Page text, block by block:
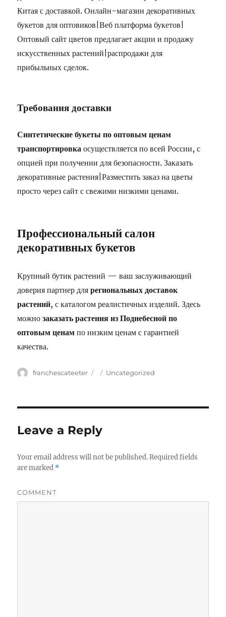
Китая с доставкой. Онлайн-магазин декоративных
букетов для оптовиков|Веб платформа букетов|
Оптовый сайт цветов предлагает акции и продажу
искусственных растений|распродажи для
прибыльных сделок.
Требования доставки
Синтетические букеты по оптовым ценам
транспортировка осуществляется по всей России, с
опцией при получении для безопасности. Заказать
декоративные растения|Разместить заказ на цветы
просто через сайт с свежими низкими ценами.
Профессиональный салон
декоративных букетов
Крупный бутик растений — ваш заслуживающий
доверия партнер длярегиональных доставок
растений, с каталогом реалистичных изделий. Здесь
можнозаказать растения из Поднебесной по
оптовым ценам по низким ценам с гарантией
качества.
Author
franchescateeter
Posted
Categories
Uncategorized
Leave a Reply
Your email address will not be published.Required fields
are marked *
COMMENT